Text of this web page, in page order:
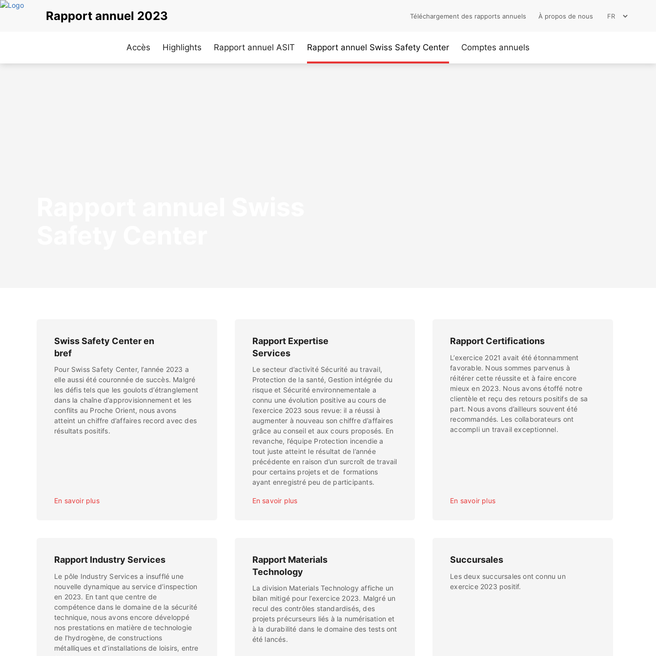
Aller
Rapport annuel 2023 Téléchargement des rapports annuels À propos de nous
Accès Highlights Rapport annuel ASIT Rapport annuel Swiss Safety Center Comptes annuels
Swiss Safety Center en
bref
Pour Swiss Safety Center, l’année 2023 a
elle aussi été couronnée de succès. Malgré
les défis tels que les goulots d’étranglement
dans la chaîne d’approvisionnement et les
conflits au Proche Orient, nous avons
atteint un chiffre d’affaires record avec des
résultats positifs.
En savoir plus
Rapport Expertise
Services
Le secteur d’activité Sécurité au travail,
Protection de la santé, Gestion intégrée du
risque et Sécurité environnementale a
connu une évolution positive au cours de
l’exercice 2023 sous revue: il a réussi à
augmenter à nouveau son chiffre d’affaires
grâce au conseil et aux cours proposés. En
revanche, l’équipe Protection incendie a
tout juste atteint le résultat de l’année
précédente en raison d’un surcroît de travail
pour certains projets et de formations
ayant enregistré peu de participants.
En savoir plus
Rapport Certifications
L’exercice 2021 avait été étonnamment
favorable. Nous sommes parvenus à
réitérer cette réussite et à faire encore
mieux en 2023. Nous avons étoffé notre
clientèle et reçu des retours positifs de sa
part. Nous avons d’ailleurs souvent été
recommandés. Les collaborateurs ont
accompli un travail exceptionnel.
En savoir plus
Rapport Industry Services
Le pôle Industry Services a insufflé une
nouvelle dynamique au service d’inspection
en 2023. En tant que centre de
compétence dans le domaine de la sécurité
technique, nous avons encore développé
nos prestations en matière de technologie
de l’hydrogène, de constructions
métalliques et d’installations de loisirs, entre
Rapport Materials
Technology
La division Materials Technology affiche un
bilan mitigé pour l’exercice 2023. Malgré un
recul des contrôles standardisés, des
projets précurseurs liés à la numérisation et
à la durabilité dans le domaine des tests ont
été lancés.
Succursales
Les deux succursales ont connu un
exercice 2023 positif.